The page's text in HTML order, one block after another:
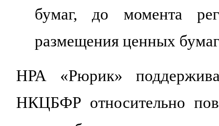
бумаг, до момента
размещения ценных
НРА «Рюрик»
НКЦБФР относительно